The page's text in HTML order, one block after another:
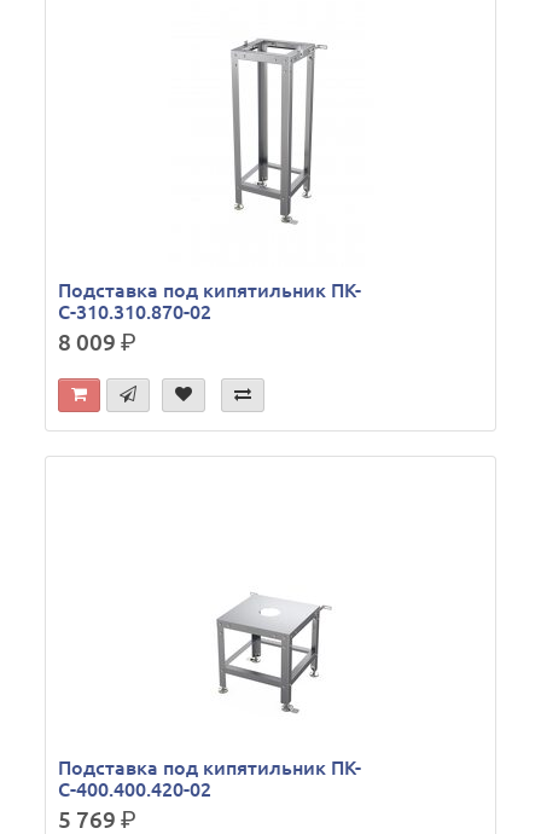
Подставка под кипятильник ПК-
С-310.310.870-02
8 009р.
Подставка под кипятильник ПК-
С-400.400.420-02
5 769р.